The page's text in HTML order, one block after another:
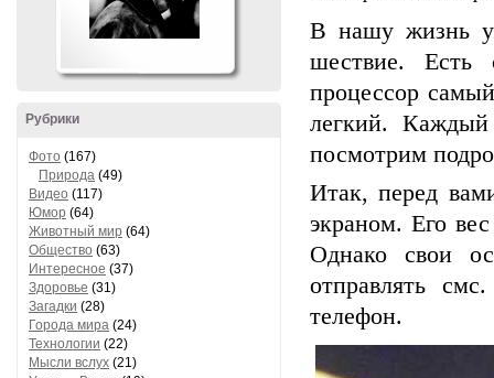
Рубрики
Фото (167)
Природа (49)
Видео (117)
Юмор (64)
Животный мир (64)
Общество (63)
Интересное (37)
Здоровье (31)
Загадки (28)
Города мира (24)
Технологии (22)
Мысли вслух (21)
В нашу жизнь
шествие. Есть
процессор
легкий.
посмотрим
Итак, перед
экраном. Его
Однако свои
отправлять
телефон.